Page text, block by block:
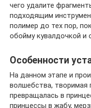
чего удалите
подходящим
полимер до тех пор,
обойму кувалдочкой и
Особенности
На данном этапе и
волшебства, творимая
превращалась в
принцессы в жабу,